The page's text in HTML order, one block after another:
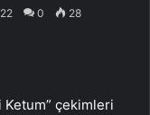
0 28
Ketum” çekimleri